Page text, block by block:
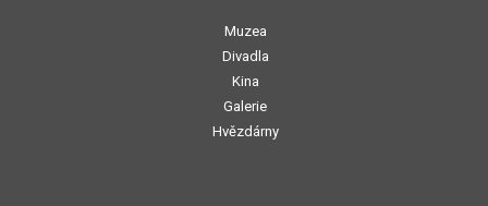
Muzea
Divadla
Kina
Galerie
Hvězdárny